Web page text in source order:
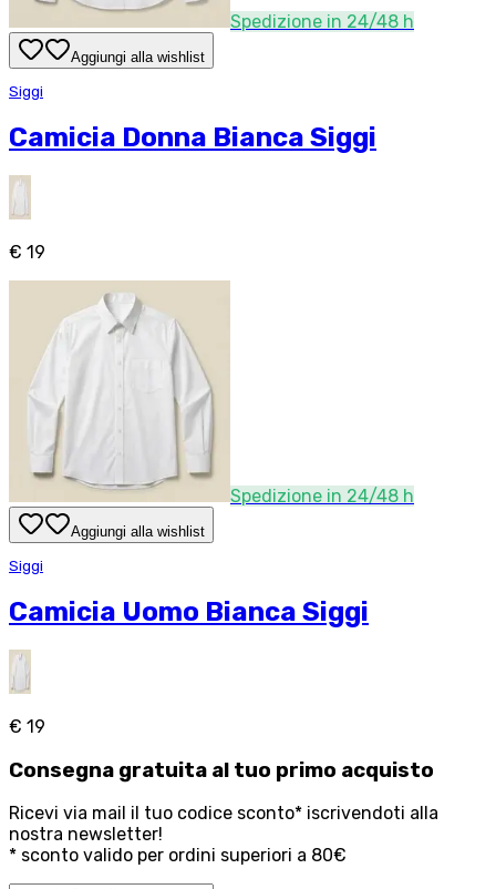
Spedizione in 24/48 h
Aggiungi alla wishlist
Siggi
Camicia Donna Bianca Siggi
€ 19
Spedizione in 24/48 h
Aggiungi alla wishlist
Siggi
Camicia Uomo Bianca Siggi
€ 19
Consegna gratuita al tuo primo acquisto
Ricevi via mail il tuo codice sconto* iscrivendoti alla
nostra newsletter!
* sconto valido per ordini superiori a 80€